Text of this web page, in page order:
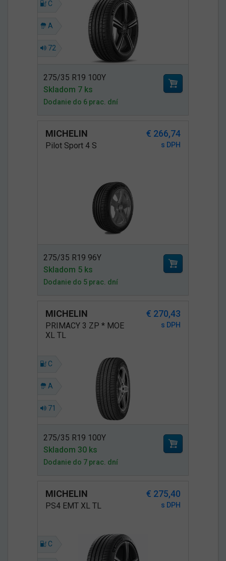
C
A
72
275/35 R19 100Y
Skladom 7 ks
Dodanie do 6 prac. dní
MICHELIN € 266,74
Pilot Sport 4 S s DPH
275/35 R19 96Y
Skladom 5 ks
Dodanie do 5 prac. dní
MICHELIN € 270,43
PRIMACY 3 ZP * MOE
XL TL
s DPH
C
A
71
275/35 R19 100Y
Skladom 30 ks
Dodanie do 7 prac. dní
MICHELIN € 275,40
PS4 EMT XL TL s DPH
C